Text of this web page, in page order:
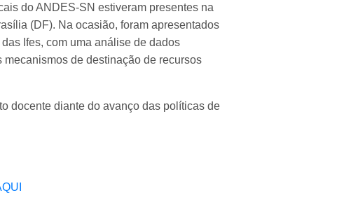
do ANDES-SN estiveram presentes na
(DF). Na ocasião, foram apresentados
Ifes, com uma análise de dados
de destinação de recursos
docente diante do avanço das políticas de